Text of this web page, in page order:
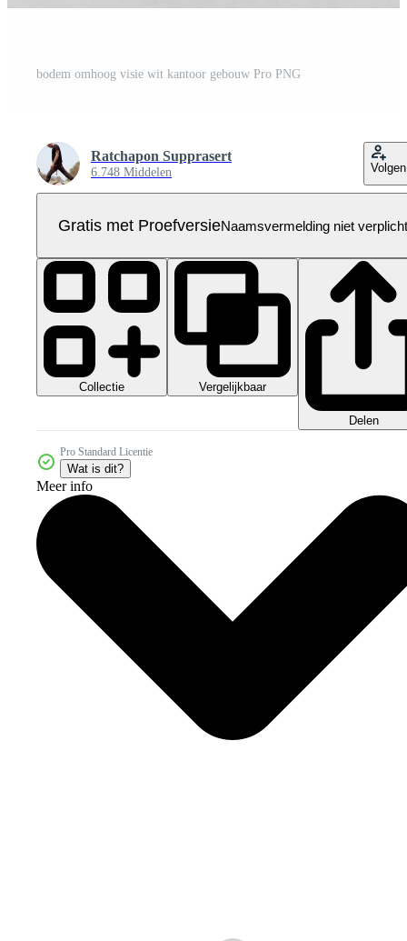
bodem omhoog visie wit kantoor gebouw Pro PNG
Ratchapon Supprasert
6.748 Middelen Volgen
Gratis met ProefversieNaamsvermelding niet verplicht
Collectie Vergelijkbaar
Delen
Pro Standard Licentie
Wat is dit?
Meer info